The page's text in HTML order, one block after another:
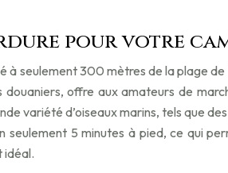
pour votre
seulement 300 mètres de la plage
offre aux amateurs de
variété d’oiseaux marins, tels que
seulement 5 minutes à pied, ce qui
idéal.